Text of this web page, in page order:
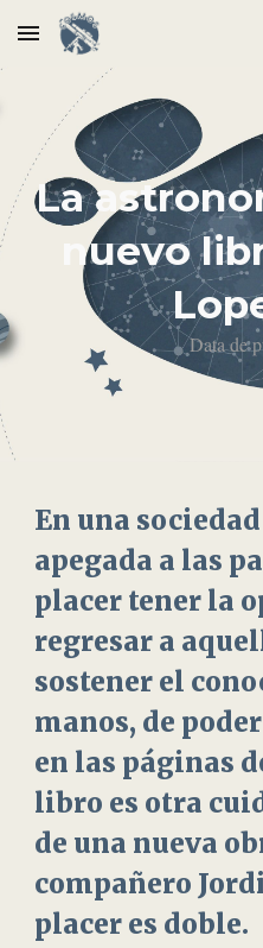
Skip to main content
La
nuevo
Data de
En una
apegada a las
placer tener la
regresar a
sostener el
manos, de
en las páginas
libro es otra
de una nueva
compañero
placer es doble.